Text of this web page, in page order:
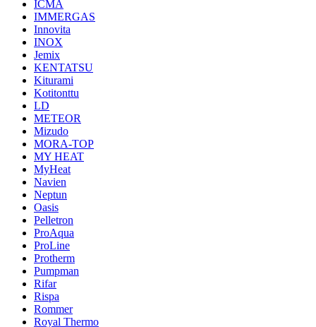
ICMA
IMMERGAS
Innovita
INOX
Jemix
KENTATSU
Kiturami
Kotitonttu
LD
METEOR
Mizudo
MORA-TOP
MY HEAT
MyHeat
Navien
Neptun
Oasis
Pelletron
ProAqua
ProLine
Protherm
Pumpman
Rifar
Rispa
Rommer
Royal Thermo